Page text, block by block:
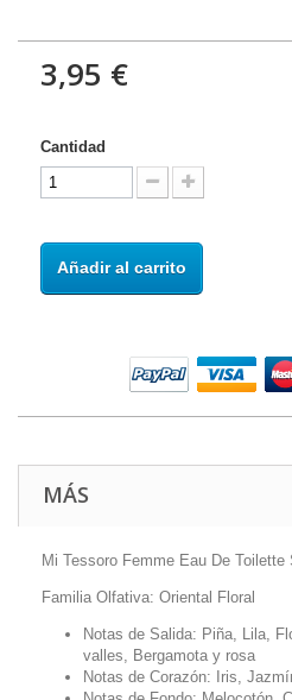
3,95 €
Cantidad
Añadir al carrito
MÁS
Mi Tessoro Femme Eau De Toilette
Familia Olfativa: Oriental Floral
Notas de Salida: Piña, Lila,
valles, Bergamota y rosa
Notas de Corazón: Iris,